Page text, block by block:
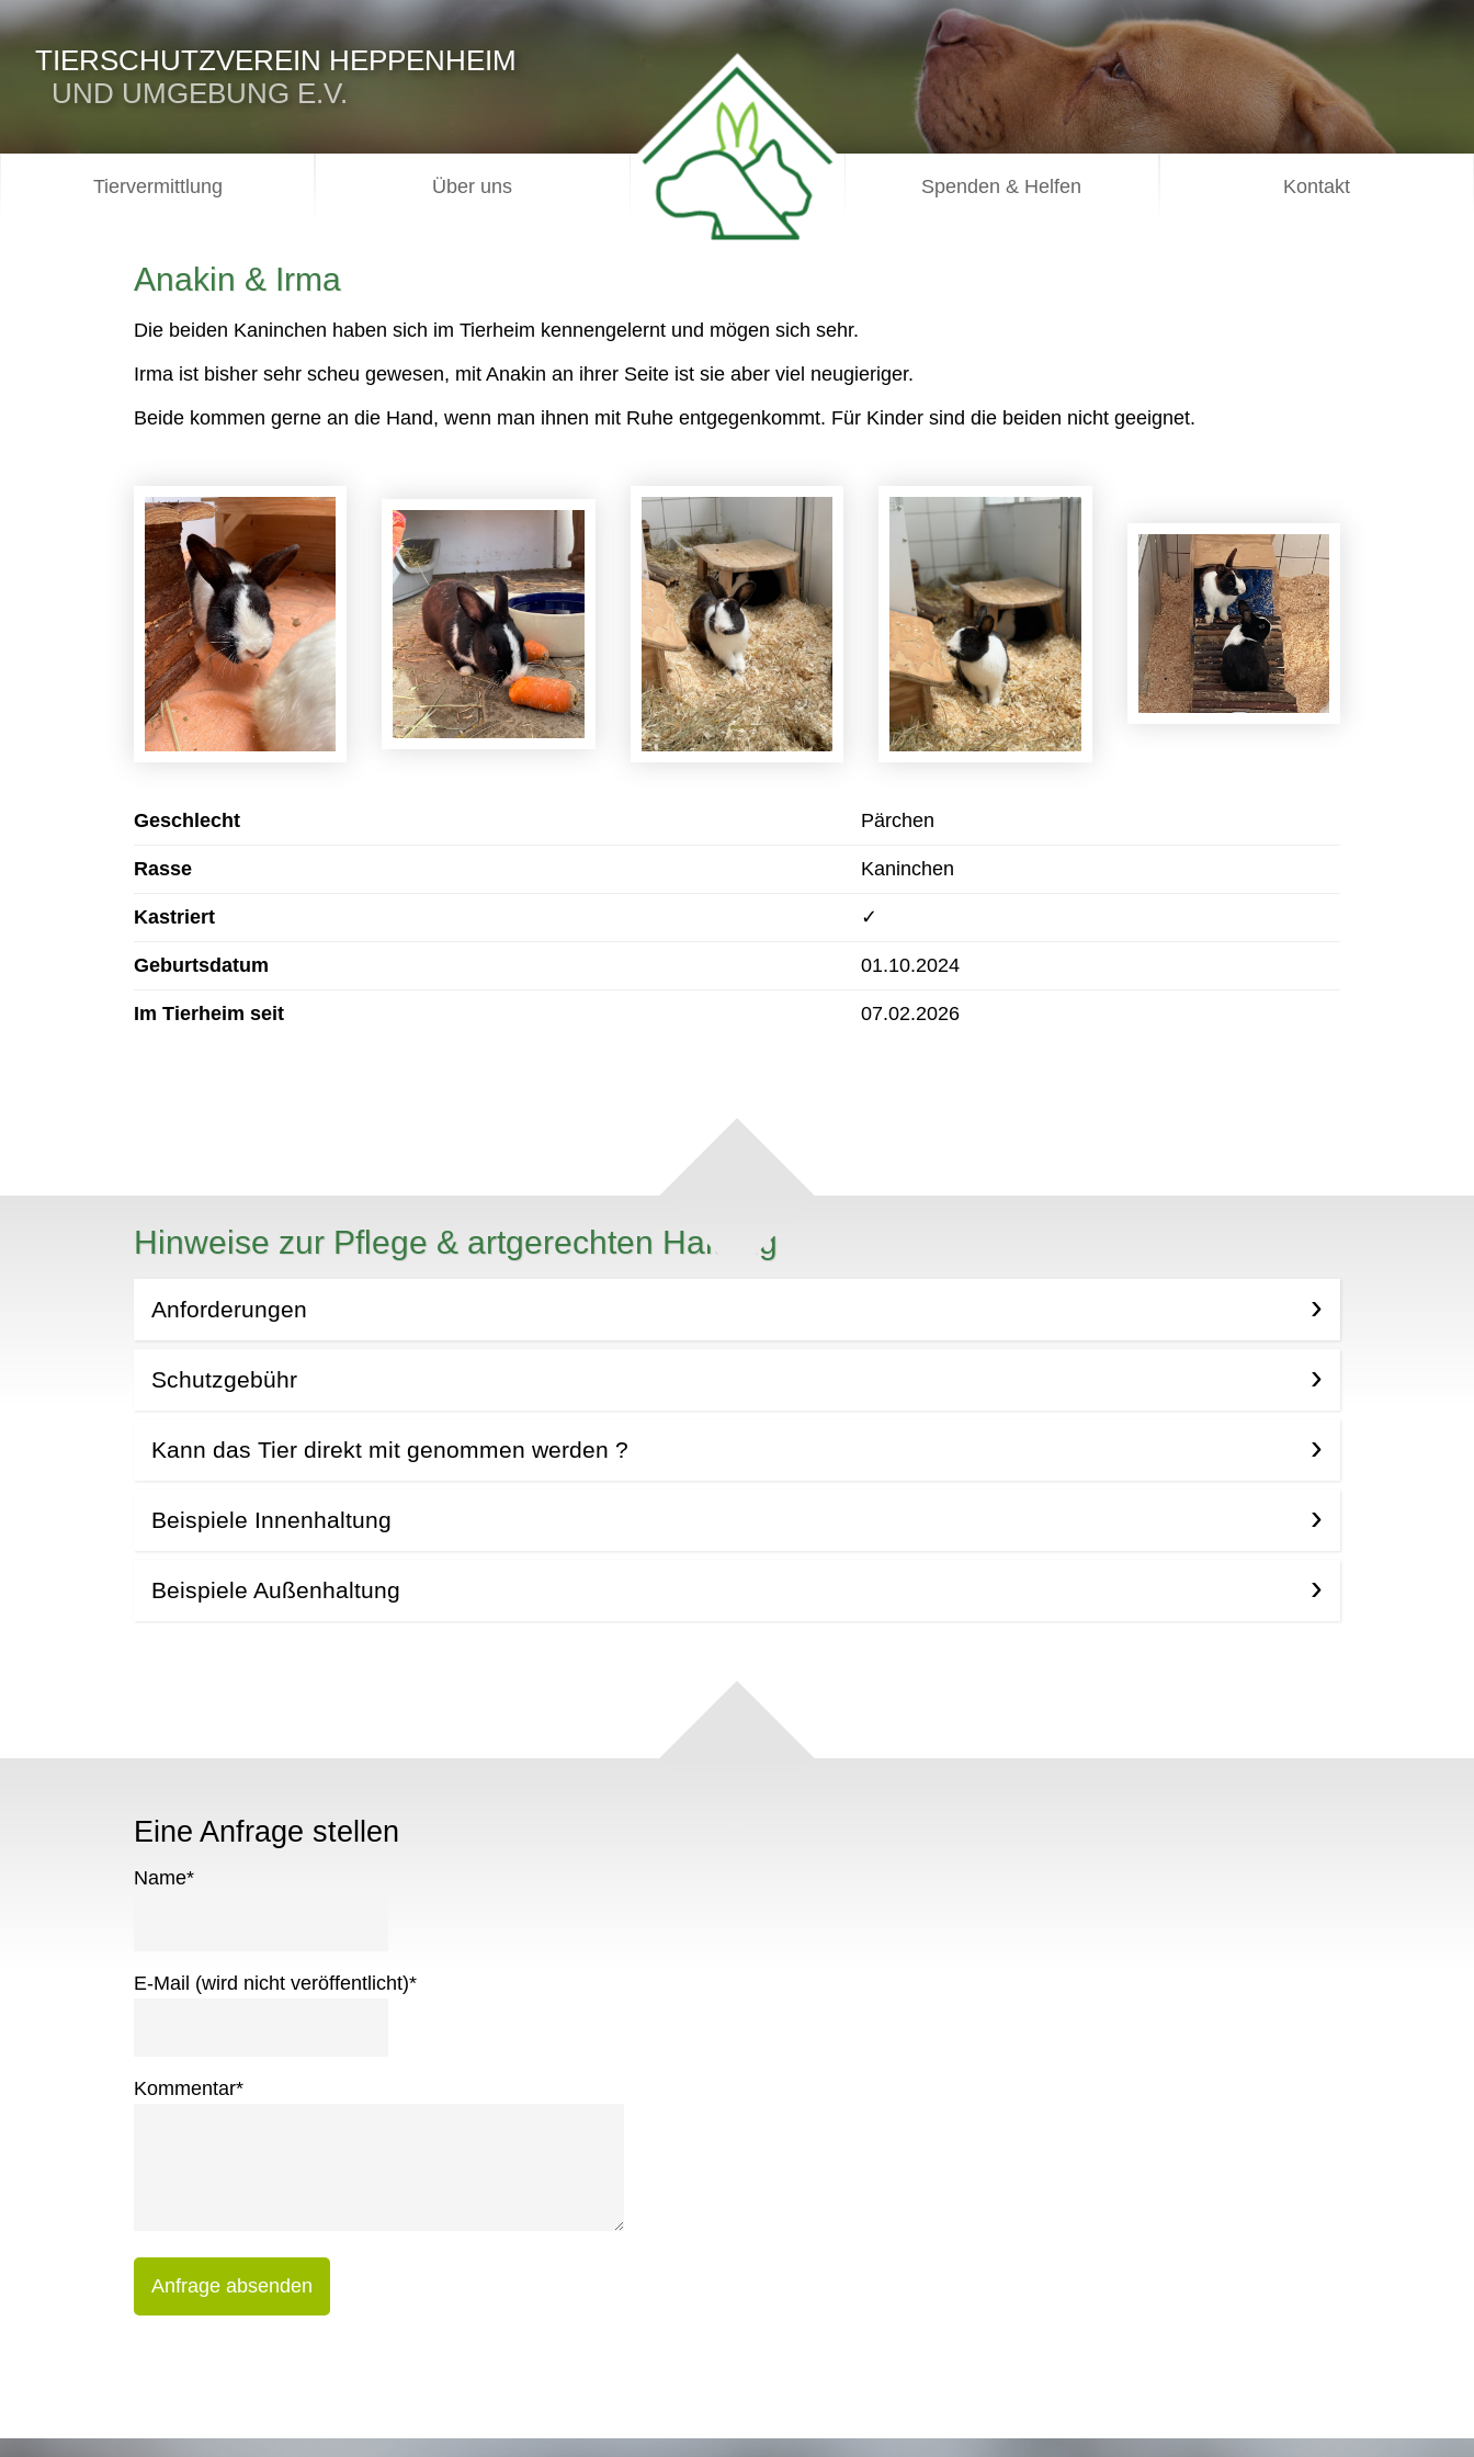
TIERSCHUTZVEREIN HEPPENHEIM
UND UMGEBUNG E.V.
Tiervermittlung Über uns Spenden & Helfen Kontakt
Anakin & Irma
Die beiden Kaninchen haben sich im Tierheim kennengelernt und mögen sich sehr.
Irma ist bisher sehr scheu gewesen, mit Anakin an ihrer Seite ist sie aber viel neugieriger.
Beide kommen gerne an die Hand, wenn man ihnen mit Ruhe entgegenkommt. Für Kinder sind die beiden nicht geeignet.
Geschlecht Pärchen
Rasse Kaninchen
Kastriert ✓
Geburtsdatum 01.10.2024
Im Tierheim seit 07.02.2026
Hinweise zur Pflege & artgerechten Haltung
Anforderungen
Schutzgebühr
Kann das Tier direkt mit genommen werden ?
Beispiele Innenhaltung
Beispiele Außenhaltung
Eine Anfrage stellen
Name*
E-Mail (wird nicht veröffentlicht)*
Kommentar*
Anfrage absenden